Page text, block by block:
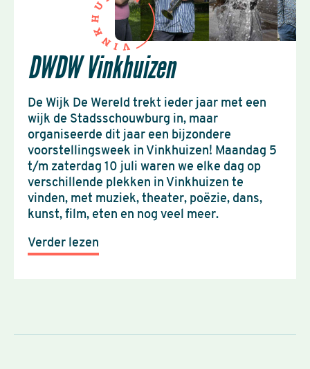
DWDW Vinkhuizen
De Wijk De Wereld trekt ieder jaar met een
wijk de Stadsschouwburg in, maar
organiseerde dit jaar een bijzondere
voorstellingsweek in Vinkhuizen! Maandag 5
t/m zaterdag 10 juli waren we elke dag op
verschillende plekken in Vinkhuizen te
vinden, met muziek, theater, poëzie, dans,
kunst, film, eten en nog veel meer.
Verder lezen
V
I
N
K
H
U